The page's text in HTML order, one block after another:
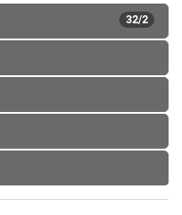
32/2